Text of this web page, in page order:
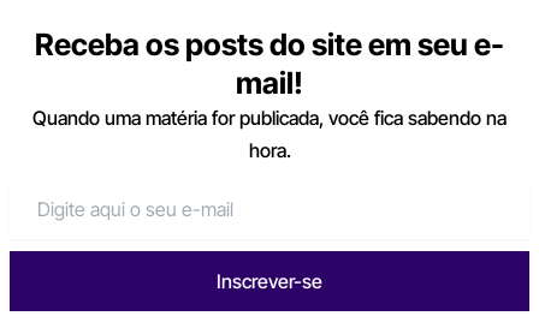
Receba os posts do site em seu e-
mail!
Quando uma matéria for publicada, você fica sabendo na
hora.
Inscrever-se